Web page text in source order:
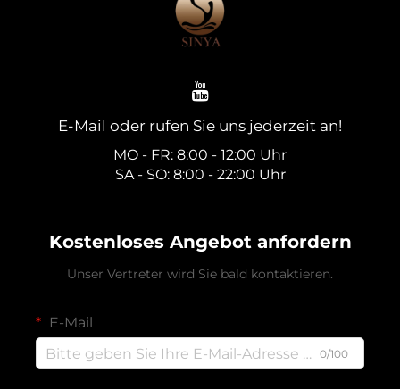
E-Mail oder rufen Sie uns jederzeit an!
MO - FR: 8:00 - 12:00 Uhr
SA - SO: 8:00 - 22:00 Uhr
Kostenloses Angebot anfordern
Unser Vertreter wird Sie bald kontaktieren.
E-Mail
0/100